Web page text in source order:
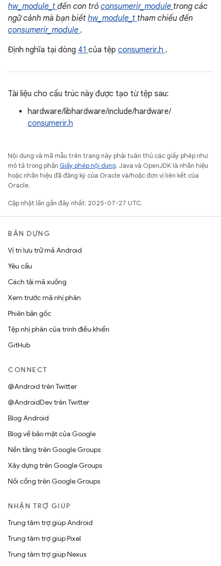
hw_module_t đến con trỏ consumerir_module trong các
ngữ cảnh mà bạn biết hw_module_t tham chiếu đến
consumerir_module .
Định nghĩa tại dòng 41 của tệp consumerir.h .
Tài liệu cho cấu trúc này được tạo từ tệp sau:
hardware/libhardware/include/hardware/
consumerir.h
Nội dung và mã mẫu trên trang này phải tuân thủ các giấy phép như
mô tả trong phần Giấy phép nội dung. Java và OpenJDK là nhãn hiệu
hoặc nhãn hiệu đã đăng ký của Oracle và/hoặc đơn vị liên kết của
Oracle.
Cập nhật lần gần đây nhất: 2025-07-27 UTC.
BẢN DỰNG
Vị trí lưu trữ mã Android
Yêu cầu
Cách tải mã xuống
Xem trước mã nhị phân
Phiên bản gốc
Tệp nhị phân của trình điều khiển
GitHub
CONNECT
@Android trên Twitter
@AndroidDev trên Twitter
Blog Android
Blog về bảo mật của Google
Nền tảng trên Google Groups
Xây dựng trên Google Groups
Nối cổng trên Google Groups
NHẬN TRỢ GIÚP
Trung tâm trợ giúp Android
Trung tâm trợ giúp Pixel
Trung tâm trợ giúp Nexus